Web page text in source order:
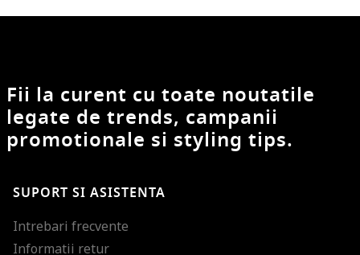
Fii la curent cu toate noutatile
legate de trends, campanii
promotionale si styling tips.
SUPORT SI ASISTENTA
Intrebari frecvente
Informatii retur